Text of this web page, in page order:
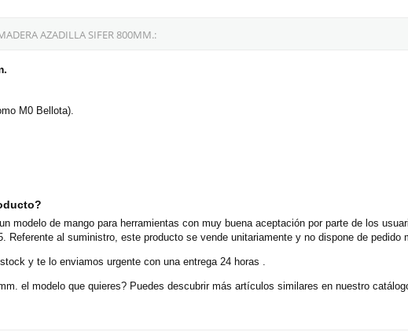
AZADILLA SIFER 800MM.:
M0 Bellota).
modelo de mango para herramientas con muy buena aceptación por parte de los
Referente al suministro, este producto se vende unitariamente y no dispone de pedido
y te lo enviamos urgente con una entrega 24 horas .
el modelo que quieres? Puedes descubrir más artículos similares en nuestro